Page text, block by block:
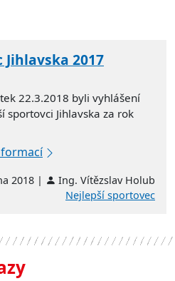
2017
22.3.2018 byli vyhlášení
sportovci Jihlavska za rok
2018 |
Ing. Vítězslav Holub
Nejlepší sportovec